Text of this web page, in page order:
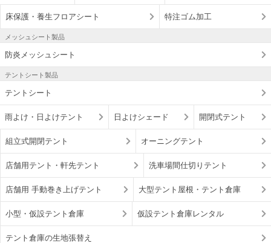
床保護・養生フロアシート 特注ゴム加工
メッシュシート製品
防炎メッシュシート
テントシート製品
テントシート
雨よけ・日よけテント 日よけシェード 開閉式テント
組立式開閉テント オーニングテント
店舗用テント・軒先テント 洗車場間仕切りテント
店舗用 手動巻き上げテント 大型テント屋根・テント倉庫
小型・仮設テント倉庫 仮設テント倉庫レンタル
テント倉庫の生地張替え